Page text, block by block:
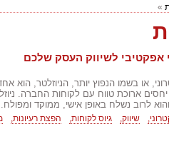
»
אפקטיבי לשיווק העסק שלכם
או בשמו הנפוץ יותר, הניוזלטר, הוא
ארוכת טווח עם לקוחות החברה.
לרוב נשלח באופן אישי, ממוקד ומפולח.
שיווק, גיוס לקוחות, הפצת רעיונות,